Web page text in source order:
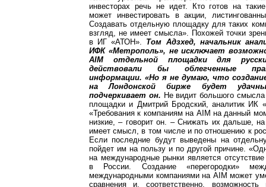
инвесторах речь не идет. Кто готов на
может инвестировать в акции,
Создавать отдельную площадку для таких
взгляд, не имеет смысла». Похожей точки
в ИГ «АТОН». Том Адзхед, начальник
ИФК «Метрополь», не исключает
AIM отдельной площадки для
действовали бы облегченные
информации. «Но я не думаю, что
на Лондонской бирже будет
подчеркивает он. Не видит большого
площадки и Дмитрий Бродский, аналитик ИК
«Требования к компаниям на AIM на данный
низкие, – говорит он. – Снижать их дальше,
имеет смысл, в том числе и по отношению к
Если последние будут выведены на
пойдет им на пользу и по другой причине.
на международные рынки является
в России. Создание «перегородки»
международными компаниями на AIM может
сравнения и, соответственно, возможность